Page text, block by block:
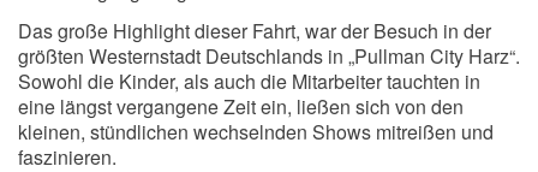
Das große Highlight dieser Fahrt, war der Besuch in der
größten Westernstadt Deutschlands in „Pullman City Harz“.
Sowohl die Kinder, als auch die Mitarbeiter tauchten in
eine längst vergangene Zeit ein, ließen sich von den
kleinen, stündlichen wechselnden Shows mitreißen und
faszinieren.